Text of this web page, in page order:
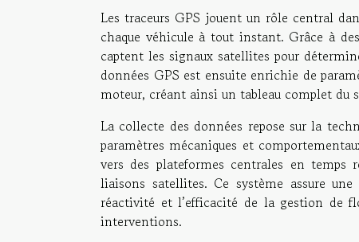
Les traceurs GPS jouent un rôle central
chaque véhicule à tout instant. Grâce à
captent les signaux satellites pour
données GPS est ensuite enrichie de
moteur, créant ainsi un tableau complet du
La collecte des données repose sur la
paramètres mécaniques et
vers des plateformes centrales en temps
liaisons satellites. Ce système assure
réactivité et l’efficacité de la gestion de
interventions.